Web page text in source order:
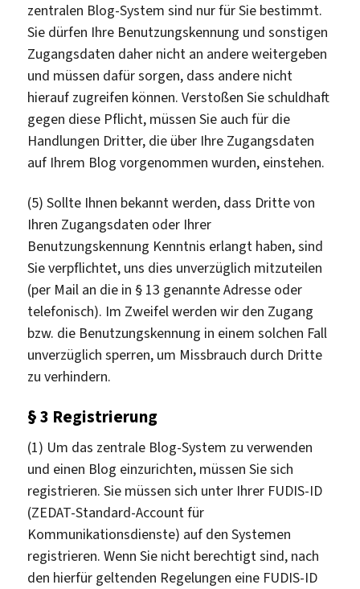
zentralen Blog-System sind nur für Sie bestimmt.
Sie dürfen Ihre Benutzungskennung und sonstigen
Zugangsdaten daher nicht an andere weitergeben
und müssen dafür sorgen, dass andere nicht
hierauf zugreifen können. Verstoßen Sie schuldhaft
gegen diese Pflicht, müssen Sie auch für die
Handlungen Dritter, die über Ihre Zugangsdaten
auf Ihrem Blog vorgenommen wurden, einstehen.
(5) Sollte Ihnen bekannt werden, dass Dritte von
Ihren Zugangsdaten oder Ihrer
Benutzungskennung Kenntnis erlangt haben, sind
Sie verpflichtet, uns dies unverzüglich mitzuteilen
(per Mail an die in § 13 genannte Adresse oder
telefonisch). Im Zweifel werden wir den Zugang
bzw. die Benutzungskennung in einem solchen Fall
unverzüglich sperren, um Missbrauch durch Dritte
zu verhindern.
§ 3 Registrierung
(1) Um das zentrale Blog-System zu verwenden
und einen Blog einzurichten, müssen Sie sich
registrieren. Sie müssen sich unter Ihrer FUDIS-ID
(ZEDAT-Standard-Account für
Kommunikationsdienste) auf den Systemen
registrieren. Wenn Sie nicht berechtigt sind, nach
den hierfür geltenden Regelungen eine FUDIS-ID